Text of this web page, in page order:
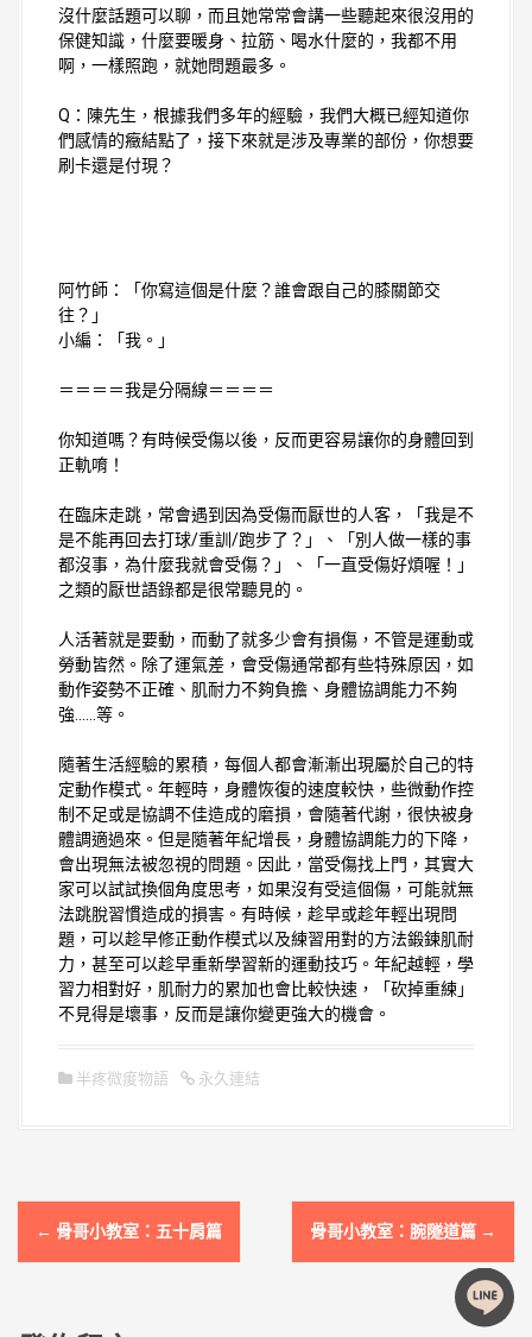
沒什麼話題可以聊，而且她常常會講一些聽起來很沒用的
保健知識，什麼要暖身、拉筋、喝水什麼的，我都不用
啊，一樣照跑，就她問題最多。
Q：陳先生，根據我們多年的經驗，我們大概已經知道你
們感情的癥結點了，接下來就是涉及專業的部份，你想要
刷卡還是付現？
阿竹師：「你寫這個是什麼？誰會跟自己的膝關節交
往？」
小編：「我。」
＝＝＝＝我是分隔線＝＝＝＝
你知道嗎？有時候受傷以後，反而更容易讓你的身體回到
正軌唷！
在臨床走跳，常會遇到因為受傷而厭世的人客，「我是不
是不能再回去打球/重訓/跑步了？」、「別人做一樣的事
都沒事，為什麼我就會受傷？」、「一直受傷好煩喔！」
之類的厭世語錄都是很常聽見的。
人活著就是要動，而動了就多少會有損傷，不管是運動或
勞動皆然。除了運氣差，會受傷通常都有些特殊原因，如
動作姿勢不正確、肌耐力不夠負擔、身體協調能力不夠
強......等。
隨著生活經驗的累積，每個人都會漸漸出現屬於自己的特
定動作模式。年輕時，身體恢復的速度較快，些微動作控
制不足或是協調不佳造成的磨損，會隨著代謝，很快被身
體調適過來。但是隨著年紀增長，身體協調能力的下降，
會出現無法被忽視的問題。因此，當受傷找上門，其實大
家可以試試換個角度思考，如果沒有受這個傷，可能就無
法跳脫習慣造成的損害。有時候，趁早或趁年輕出現問
題，可以趁早修正動作模式以及練習用對的方法鍛鍊肌耐
力，甚至可以趁早重新學習新的運動技巧。年紀越輕，學
習力相對好，肌耐力的累加也會比較快速，「砍掉重練」
不見得是壞事，反而是讓你變更強大的機會。
半疼微痠物語 永久連結
文
章
← 骨哥小教室：五十肩篇 骨哥小教室：腕隧道篇 →